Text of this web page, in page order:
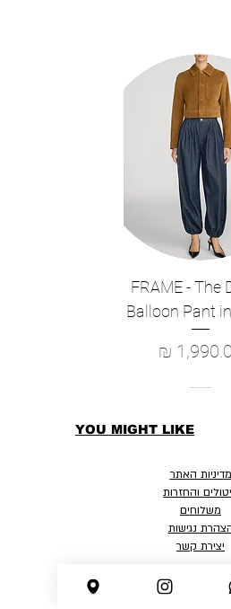
FRAME - The
Balloon Pant
YOU MIGHT LIKE
מדיניות האתר
והחזרות
משלוחים
נגישות
יצירת קשר